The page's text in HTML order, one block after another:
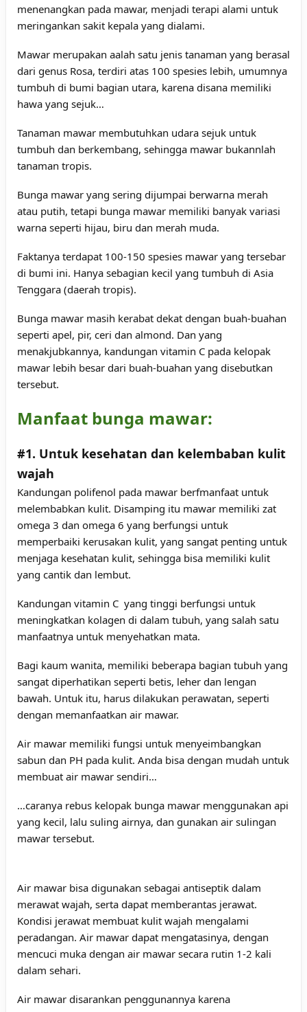
menenangkan pada mawar, menjadi terapi alami untuk
meringankan sakit kepala yang dialami.
Mawar merupakan aalah satu jenis tanaman yang berasal
dari genus Rosa, terdiri atas 100 spesies lebih, umumnya
tumbuh di bumi bagian utara, karena disana memiliki
hawa yang sejuk…
Tanaman mawar membutuhkan udara sejuk untuk
tumbuh dan berkembang, sehingga mawar bukannlah
tanaman tropis.
Bunga mawar yang sering dijumpai berwarna merah
atau putih, tetapi bunga mawar memiliki banyak variasi
warna seperti hijau, biru dan merah muda.
Faktanya terdapat 100-150 spesies mawar yang tersebar
di bumi ini. Hanya sebagian kecil yang tumbuh di Asia
Tenggara (daerah tropis).
Bunga mawar masih kerabat dekat dengan buah-buahan
seperti apel, pir, ceri dan almond. Dan yang
menakjubkannya, kandungan vitamin C pada kelopak
mawar lebih besar dari buah-buahan yang disebutkan
tersebut.
Manfaat bunga mawar:
#1. Untuk kesehatan dan kelembaban kulit
wajah
Kandungan polifenol pada mawar berfmanfaat untuk
melembabkan kulit. Disamping itu mawar memiliki zat
omega 3 dan omega 6 yang berfungsi untuk
memperbaiki kerusakan kulit, yang sangat penting untuk
menjaga kesehatan kulit, sehingga bisa memiliki kulit
yang cantik dan lembut.
Kandungan vitamin C yang tinggi berfungsi untuk
meningkatkan kolagen di dalam tubuh, yang salah satu
manfaatnya untuk menyehatkan mata.
Bagi kaum wanita, memiliki beberapa bagian tubuh yang
sangat diperhatikan seperti betis, leher dan lengan
bawah. Untuk itu, harus dilakukan perawatan, seperti
dengan memanfaatkan air mawar.
Air mawar memiliki fungsi untuk menyeimbangkan
sabun dan PH pada kulit. Anda bisa dengan mudah untuk
membuat air mawar sendiri…
…caranya rebus kelopak bunga mawar menggunakan api
yang kecil, lalu suling airnya, dan gunakan air sulingan
mawar tersebut.
Air mawar bisa digunakan sebagai antiseptik dalam
merawat wajah, serta dapat memberantas jerawat.
Kondisi jerawat membuat kulit wajah mengalami
peradangan. Air mawar dapat mengatasinya, dengan
mencuci muka dengan air mawar secara rutin 1-2 kali
dalam sehari.
Air mawar disarankan penggunannya karena